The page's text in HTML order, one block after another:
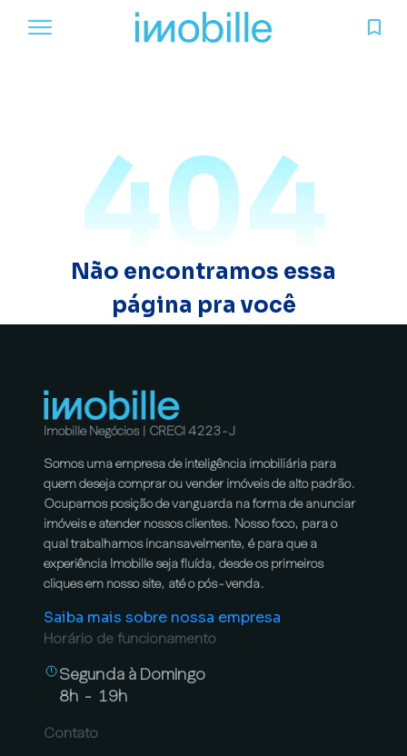
404
Não encontramos essa
página pra você
Imobille Negócios | CRECI 4223-J
Somos uma empresa de inteligência imobiliária para
quem deseja comprar ou vender imóveis de alto padrão.
Ocupamos posição de vanguarda na forma de anunciar
imóveis e atender nossos clientes. Nosso foco, para o
qual trabalhamos incansavelmente, é para que a
experiência Imobille seja fluída, desde os primeiros
cliques em nosso site, até o pós-venda.
Saiba mais sobre nossa empresa
Horário de funcionamento
Segunda à Domingo
8h - 19h
Contato